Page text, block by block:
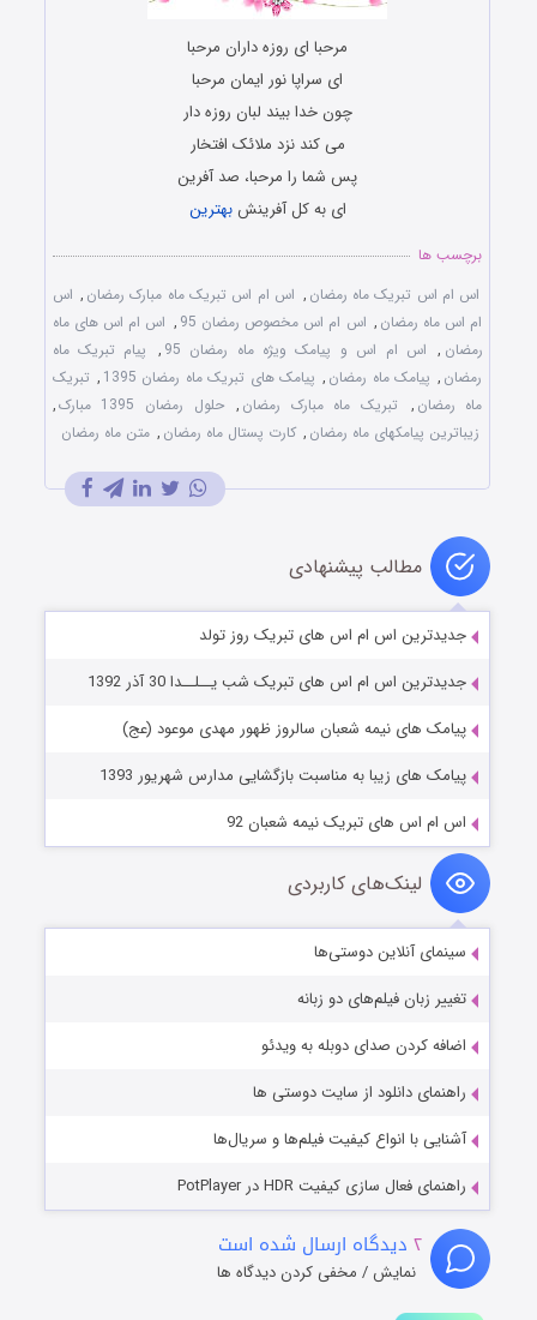
مرحبا ای روزه داران مرحبا
ای سراپا نور ایمان مرحبا
چون خدا بیند لبان روزه دار
می کند نزد ملائک افتخار
پس شما را مرحبا، صد آفرین
ای به کل آفرینشبهترین
برچسب ها
اس ام اس تبریک ماه رمضان , اس ام اس تبریک ماه مبارک رمضان , اس
ام اس ماه رمضان , اس ام اس مخصوص رمضان 95 , اس ام اس های ماه
رمضان , اس ام اس و پیامک ویژه ماه رمضان 95 , پیام تبریک ماه
رمضان , پیامک ماه رمضان , پیامک های تبریک ماه رمضان 1395 , تبریک
ماه رمضان , تبریک ماه مبارک رمضان , حلول رمضان 1395 مبارک
,
زیباترین پیامکهای ماه رمضان , کارت پستال ماه رمضان , متن ماه رمضان
مطالب پیشنهادی
جدیدترین اس ام اس های تبریک روز تولد
جدیدترین اس ام اس های تبریک شب یــلــدا 30 آذر 1392
پیامک های نیمه شعبان سالروز ظهور مهدی موعود (عج)
پیامک های زیبا به مناسبت بازگشایی مدارس شهریور 1393
اس ام اس های تبریک نیمه شعبان 92
لینک‌های کاربردی
سینمای آنلاین دوستی‌ها
تغییر زبان فیلم‌های دو زبانه
اضافه کردن صدای دوبله به ویدئو
راهنمای دانلود از سایت دوستی ها
آشنایی با انواع کیفیت فیلم‌ها و سریال‌ها
راهنمای فعال سازی کیفیت HDR در PotPlayer
۲ دیدگاه ارسال شده است
نمایش / مخفی کردن دیدگاه ها